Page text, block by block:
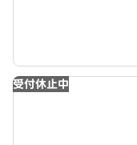
受付休止中